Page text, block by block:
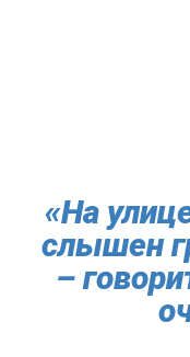
«На
слышен
–